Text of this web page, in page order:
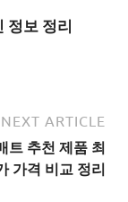
정보 정리
NEXT ARTICLE
트 추천 제품 최
가격 비교 정리